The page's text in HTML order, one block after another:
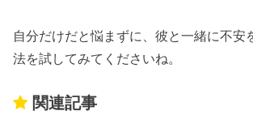
自分だけだと悩まずに、彼と一緒に不安
法を試してみてくださいね。
関連記事